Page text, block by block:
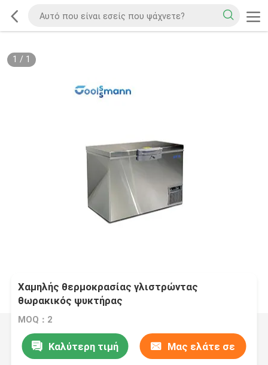
1 / 1
Χαμηλής θερμοκρασίας γλιστρώντας
θωρακικός ψυκτήρας
MOQ：2
Καλύτερη τιμή Μας ελάτε σε